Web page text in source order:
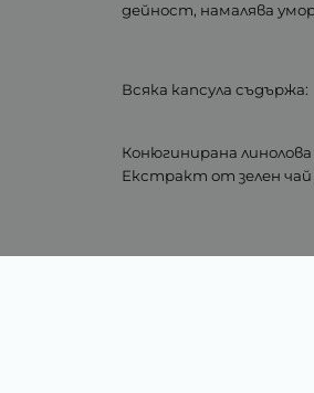
дейност, намалява
Всяка капсула съдържа:
Конюгинирана
Екстракт от зелен чай